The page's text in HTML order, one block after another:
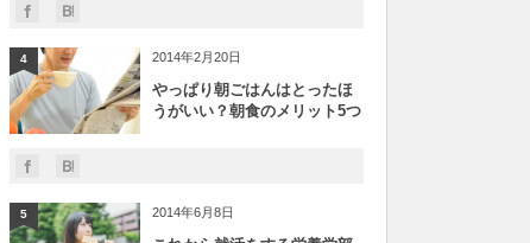
4 2014年2月20日
やっぱり朝ごはんはとったほ
うがいい？朝食のメリット5つ
5 2014年6月8日